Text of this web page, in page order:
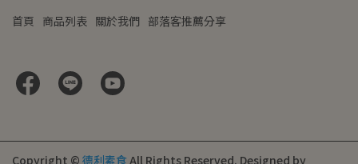
首頁 商品列表 關於我們 部落客推薦分享
Copyright © 德利素食All Rights Reserved. Designed by